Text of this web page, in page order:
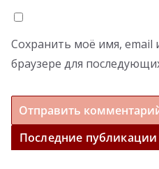
Сохранить моё имя, email
браузере для
Последние публикации